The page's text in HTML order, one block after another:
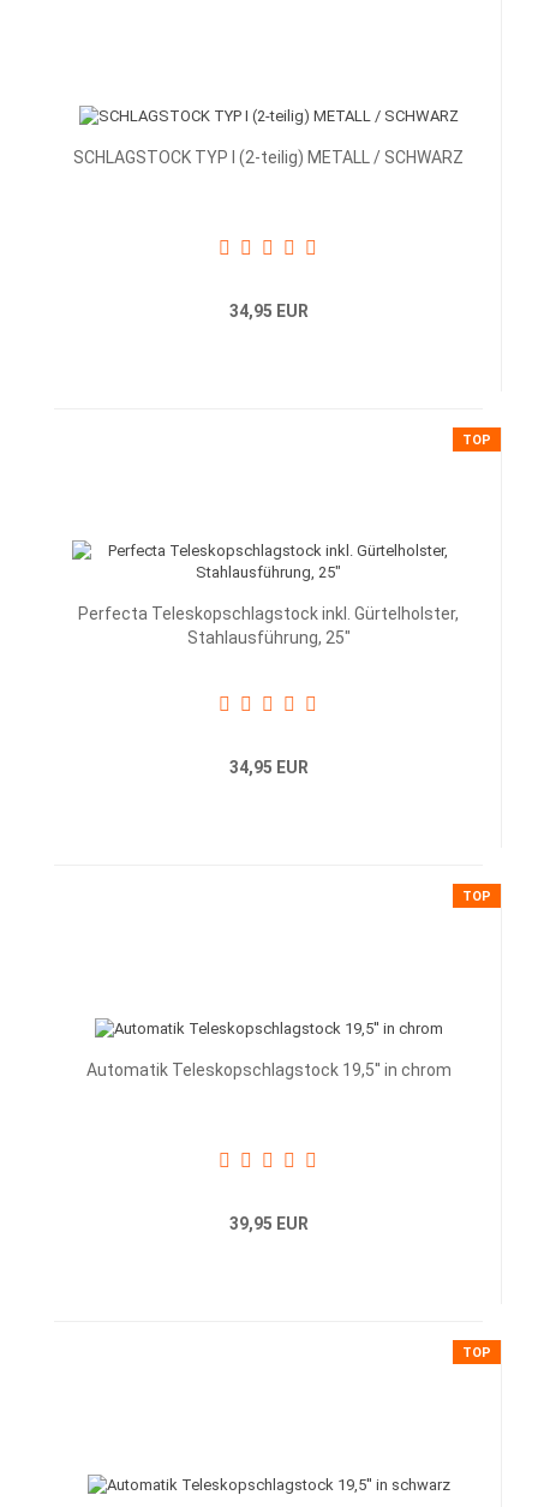
SCHLAGSTOCK TYP I (2-teilig) METALL / SCHWARZ
34,95 EUR
TOP
Perfecta Teleskopschlagstock inkl. Gürtelholster,
Stahlausführung, 25"
34,95 EUR
TOP
Automatik Teleskopschlagstock 19,5'' in chrom
39,95 EUR
TOP